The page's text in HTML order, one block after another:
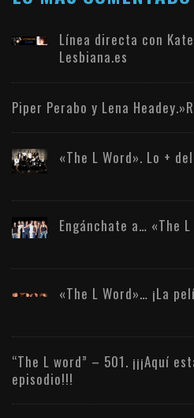
Línea directa con
Lesbiana.es
Piper Perabo y Lena
«The L Word». Lo +
Engánchate a… «The L
«The L Word»… ¡La
“The L word” – 501. ¡¡¡Aquí
episodio!!!